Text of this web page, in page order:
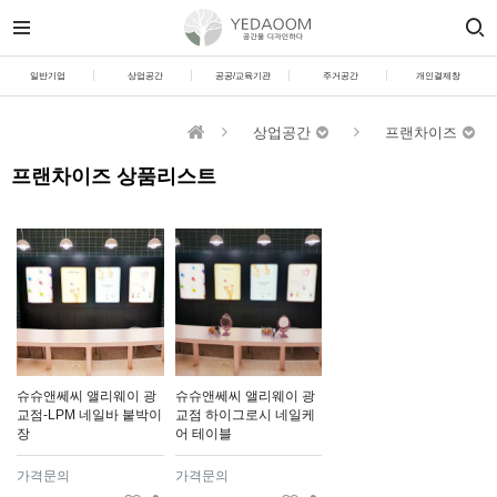
일반기업 상업공간 공공/교육기관 주거공간 개인결제창
프랜차이즈 상품리스트
상업공간 프랜차이즈
슈슈앤쎄씨 앨리웨이 광
교점-LPM 네일바 붙박이
장
가격문의
슈슈앤쎄씨 앨리웨이 광
교점 하이그로시 네일케
어 테이블
가격문의